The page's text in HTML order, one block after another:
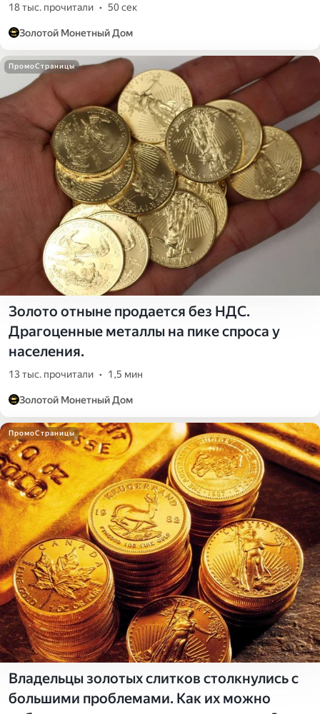
18 тыс. прочитали • 50 сек
Золотой Монетный Дом
ПромоСтраницы
Золото отныне продается без НДС.
Драгоценные металлы на пике спроса у
населения.
13 тыс. прочитали • 1,5 мин
Золотой Монетный Дом
ПромоСтраницы
Владельцы золотых слитков столкнулись с
большими проблемами. Как их можно